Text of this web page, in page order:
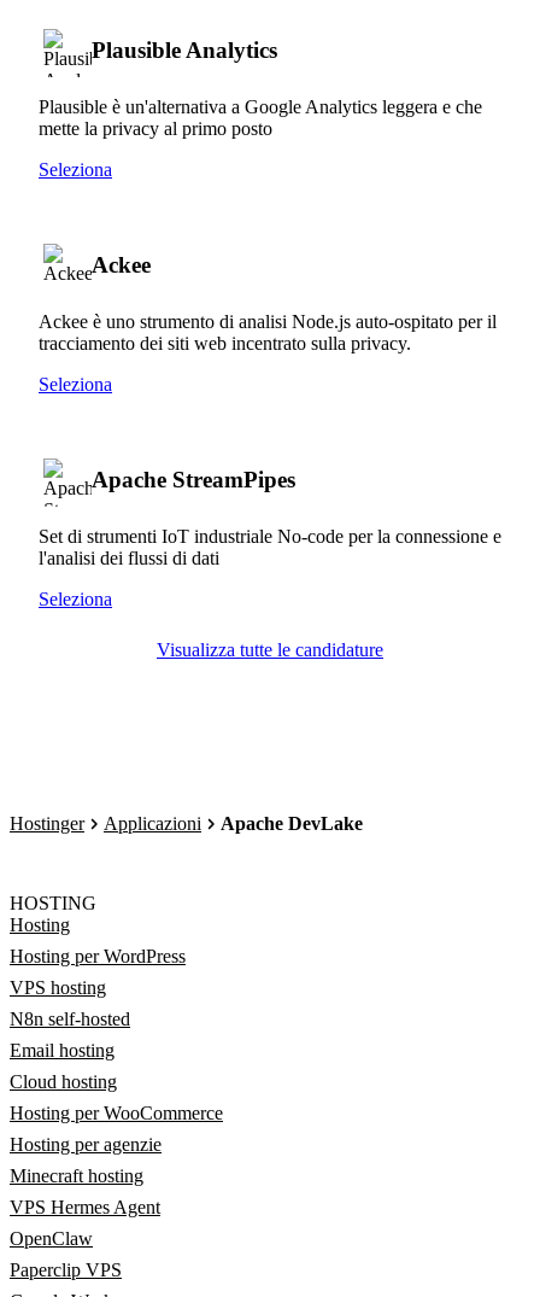
Plausible Analytics
Plausible è un'alternativa a Google Analytics leggera e che
mette la privacy al primo posto
Seleziona
Ackee
Ackee è uno strumento di analisi Node.js auto-ospitato per il
tracciamento dei siti web incentrato sulla privacy.
Seleziona
Apache StreamPipes
Set di strumenti IoT industriale No-code per la connessione e
l'analisi dei flussi di dati
Seleziona
Visualizza tutte le candidature
Hostinger Applicazioni Apache DevLake
HOSTING
Hosting
Hosting per WordPress
VPS hosting
N8n self-hosted
Email hosting
Cloud hosting
Hosting per WooCommerce
Hosting per agenzie
Minecraft hosting
VPS Hermes Agent
OpenClaw
Paperclip VPS